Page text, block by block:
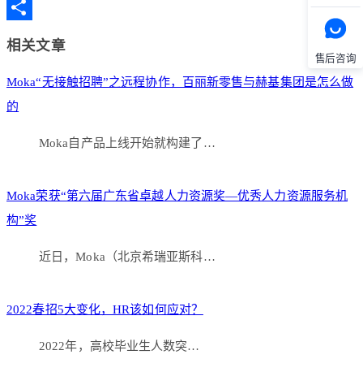
售后咨询
Copy
相关文章
Moka“无接触招聘”之远程协作，百丽新零售与赫基集团是怎么做
的
Moka自产品上线开始就构建了…
Moka荣获“第六届广东省卓越人力资源奖—优秀人力资源服务机
构”奖
近日，Moka（北京希瑞亚斯科…
2022春招5大变化，HR该如何应对？
​2022年，高校毕业生人数突…